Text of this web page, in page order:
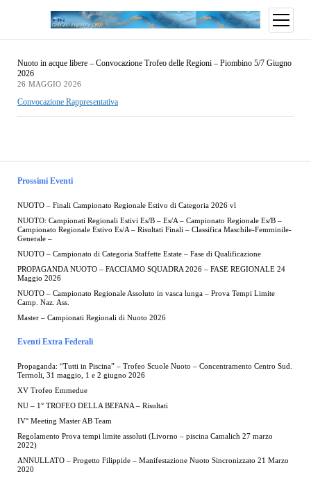
Prossimi Eventi
NUOTO – Finali Campionato Regionale Estivo di Categoria 2026 vl
NUOTO: Campionati Regionali Estivi Es/B – Es/A – Campionato Regionale Es/B –
Campionato Regionale Estivo Es/A – Risultati Finali – Classifica Maschile-Femminile-
Generale –
NUOTO – Campionato di Categoria Staffette Estate – Fase di Qualificazione
PROPAGANDA NUOTO – FACCIAMO SQUADRA 2026 – FASE REGIONALE 24
Maggio 2026
NUOTO – Campionato Regionale Assoluto in vasca lunga – Prova Tempi Limite
Camp. Naz. Ass.
Master – Campionati Regionali di Nuoto 2026
Eventi Extra Federali
Propaganda: “Tutti in Piscina” – Trofeo Scuole Nuoto – Concentramento Centro Sud.
Termoli, 31 maggio, 1 e 2 giugno 2026
XV Trofeo Emmedue
NU – 1° TROFEO DELLA BEFANA – Risultati
IV° Meeting Master AB Team
Regolamento Prova tempi limite assoluti (Livorno – piscina Camalich 27 marzo
2022)
ANNULLATO – Progetto Filippide – Manifestazione Nuoto Sincronizzato 21 Marzo
2020
Nuoto in acque libere – Convocazione Trofeo delle Regioni – Piombino 5/7 Giugno
2026
26 MAGGIO 2026
Convocazione Rappresentativa